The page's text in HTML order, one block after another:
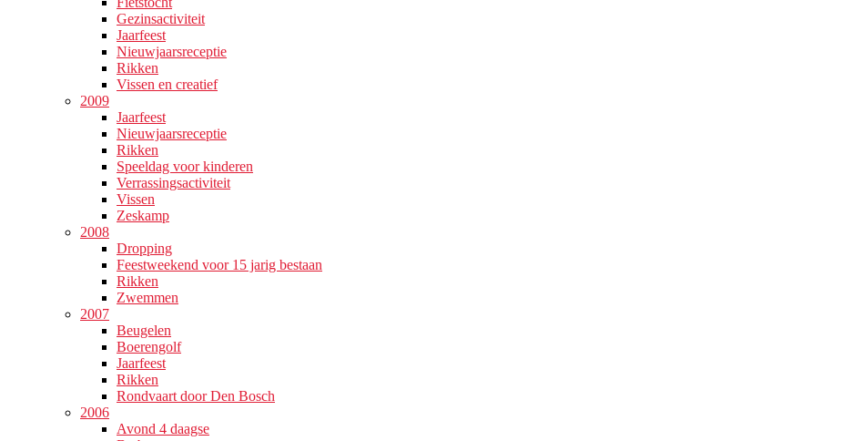
Gezinsactiviteit
Jaarfeest
Nieuwjaarsreceptie
Rikken
Vissen en creatief
2009
Jaarfeest
Nieuwjaarsreceptie
Rikken
Speeldag voor kinderen
Verrassingsactiviteit
Vissen
Zeskamp
2008
Dropping
Feestweekend voor 15 jarig bestaan
Rikken
Zwemmen
2007
Beugelen
Boerengolf
Jaarfeest
Rikken
Rondvaart door Den Bosch
2006
Avond 4 daagse